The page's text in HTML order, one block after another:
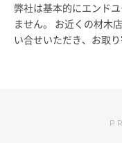
弊社は基本的にエンド
ません。
お近くの材木
い合せいただき、お取り